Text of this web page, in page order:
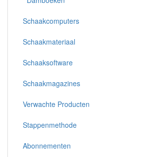
Schaakcomputers
Schaakmateriaal
Schaaksoftware
Schaakmagazines
Verwachte Producten
Stappenmethode
Abonnementen